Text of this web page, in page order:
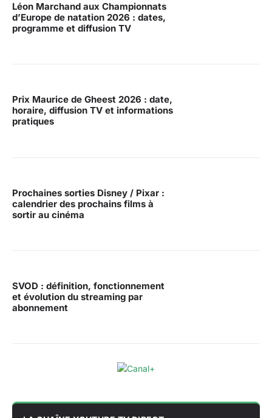
Léon Marchand aux Championnats
d’Europe de natation 2026 : dates,
programme et diffusion TV
Prix Maurice de Gheest 2026 : date,
horaire, diffusion TV et informations
pratiques
Prochaines sorties Disney / Pixar :
calendrier des prochains films à
sortir au cinéma
SVOD : définition, fonctionnement
et évolution du streaming par
abonnement